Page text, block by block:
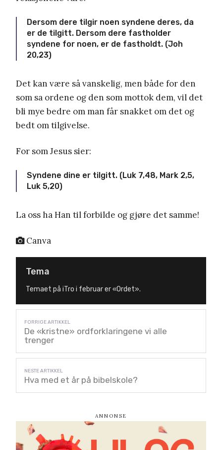
Dersom dere tilgir noen syndene deres, da
er de tilgitt. Dersom dere fastholder
syndene for noen, er de fastholdt. (Joh
20,23)
Det kan være så vanskelig, men både for den
som sa ordene og den som mottok dem, vil det
bli mye bedre om man får snakket om det og
bedt om tilgivelse.
For som Jesus sier:
Syndene dine er tilgitt. (Luk 7,48, Mark 2,5,
Luk 5,20)
La oss ha Han til forbilde og gjøre det samme!
Canva
Tema
Temaet på iTro i februar er «Ordet».
De «kristne» ordforklaringene vi alle
trenger
Hva med et år på bibelskole?